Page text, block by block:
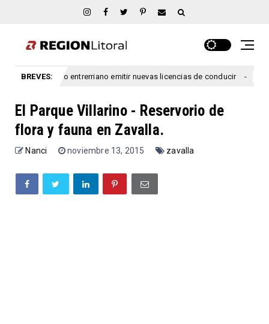
BREVES:
entrerriano emitir nuevas licencias de conducir argentina
El Parque Villarino - Reservorio de
flora y fauna en Zavalla.
Nanci noviembre 13, 2015 zavalla